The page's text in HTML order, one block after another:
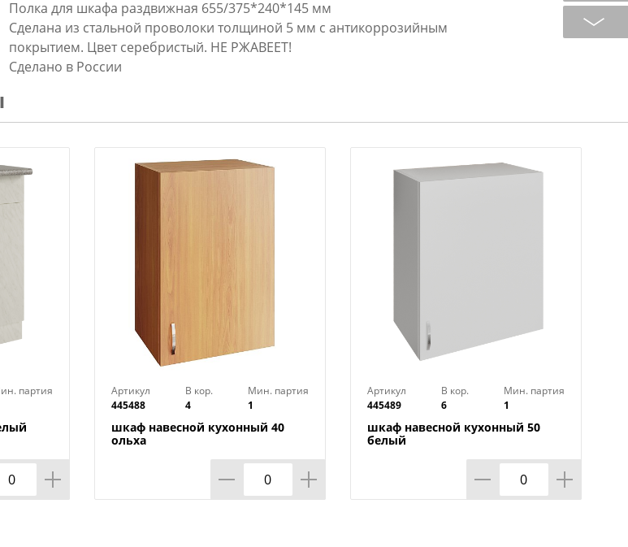
Полка для шкафа раздвижная 655/375*240*145 мм
Сделана из стальной проволоки толщиной 5 мм с антикоррозийным
покрытием. Цвет серебристый. НЕ РЖАВЕЕТ!
Сделано в России
партия
Артикул
445488
В кор.
4
Мин. партия
1
шкаф навесной кухонный 40
ольха
Артикул
445489
В кор.
6
Мин. партия
1
шкаф навесной кухонный 50
белый